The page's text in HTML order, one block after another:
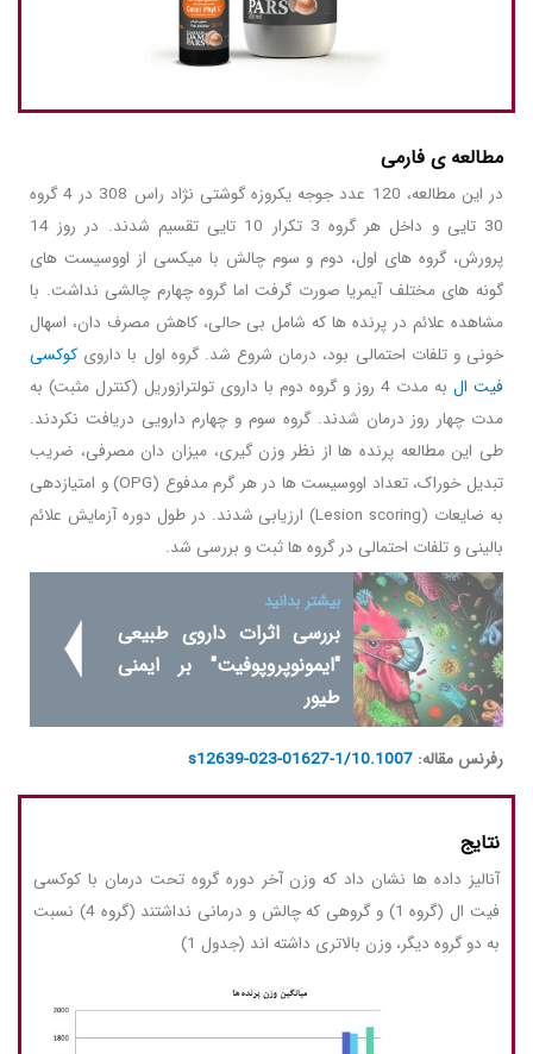
مطالعه ی فارمی
در این مطالعه، 120 عدد جوجه یکروزه گوشتی نژاد راس 308 در 4 گروه
30 تایی و داخل هر گروه 3 تکرار 10 تایی تقسیم شدند. در روز 14
پرورش، گروه های اول، دوم و سوم چالش با میکسی از اووسیست های
گونه های مختلف آیمریا صورت گرفت اما گروه چهارم چالشی نداشت. با
مشاهده علائم در پرنده ها که شامل بی حالی، کاهش مصرف دان، اسهال
خونی و تلفات احتمالی بود، درمان شروع شد. گروه اول با داروی کوکسی
فیت ال
به مدت 4 روز و گروه دوم با داروی تولترازوریل (کنترل مثبت) به
مدت چهار روز درمان شدند. گروه سوم و چهارم دارویی دریافت نکردند.
طی این مطالعه پرنده ها از نظر وزن گیری، میزان دان مصرفی، ضریب
تبدیل خوراک، تعداد اووسیست ها در هر گرم مدفوع (OPG) و امتیازدهی
به ضایعات (Lesion scoring) ارزیابی شدند. در طول دوره آزمایش علائم
بالینی و تلفات احتمالی در گروه ها ثبت و بررسی شد.
بیشتر بدانید
بررسی اثرات داروی طبیعی
"ایمونوپروپوفیت" بر ایمنی
طیور
رفرنس مقاله: 10.1007/s12639-023-01627-1
نتایج
آنالیز داده ها نشان داد که وزن آخر دوره گروه تحت درمان با کوکسی
فیت ال (گروه 1) و گروهی که چالش و درمانی نداشتند (گروه 4) نسبت
به دو گروه دیگر، وزن بالاتری داشته اند (جدول 1)